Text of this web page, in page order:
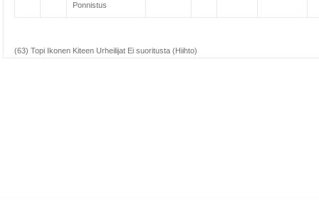
Ponnistus
(63) Topi Ikonen Kiteen Urheilijat Ei suoritusta (Hiihto)